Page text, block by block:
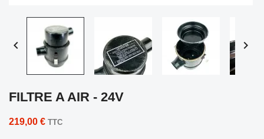
 
FILTRE A AIR - 24V
219,00 € TTC